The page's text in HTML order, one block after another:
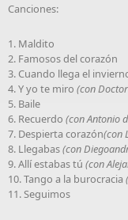
Canciones:
1. Maldito
2. Famosos del corazón
3. Cuando llega el
4. Y yo te miro (con
5. Baile
6. Recuerdo (con Antonio
7. Despierta corazón(con
8. Llegabas(con
9. Allí estabas tú (con
10. Tango a la burocracia
11. Seguimos